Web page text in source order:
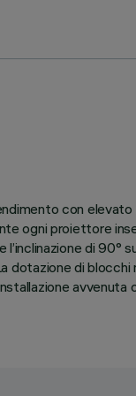
con
ogni proiettore
di 90°
di
avvenuta